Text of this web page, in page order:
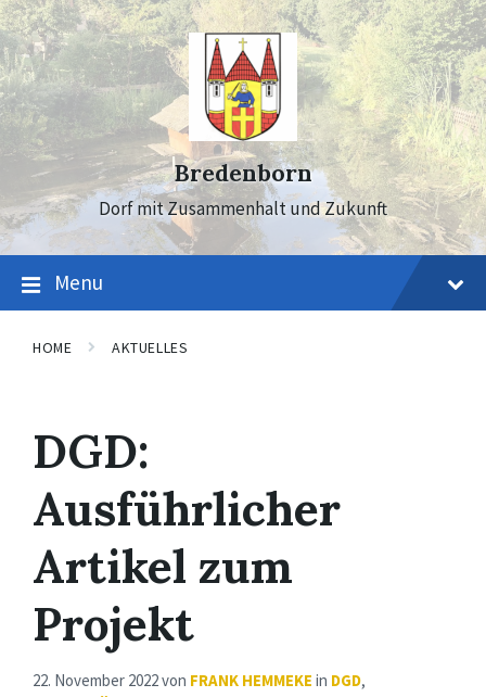
Skip
to
content
Skip
to
main
navigation
Skip
to
footer
Bredenborn
Dorf mit Zusammenhalt und Zukunft
Menu
HOME AKTUELLES
DGD:
Ausführlicher
Artikel zum
Projekt
22. November 2022von FRANK HEMMEKE in DGD,